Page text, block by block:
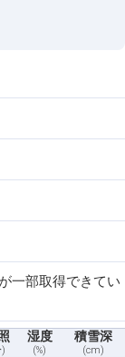
一部取得できてい
湿度
(%)
積雪深
(cm)